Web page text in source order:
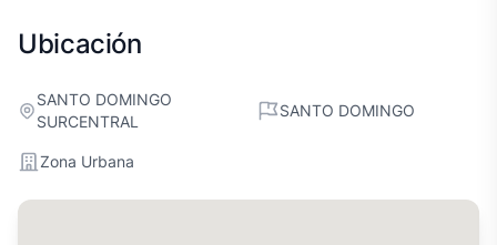
Ubicación
SANTO DOMINGO
SURCENTRAL
SANTO DOMINGO
Zona Urbana